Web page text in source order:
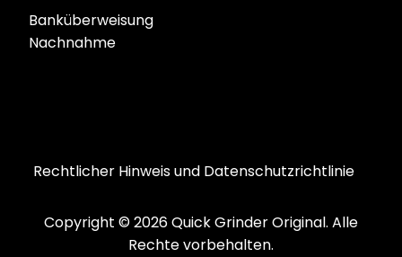
Banküberweisung
Nachnahme
Copyright © 2026 Quick Grinder Original. Alle
Rechte vorbehalten.
Rechtlicher Hinweis und Datenschutzrichtlinie